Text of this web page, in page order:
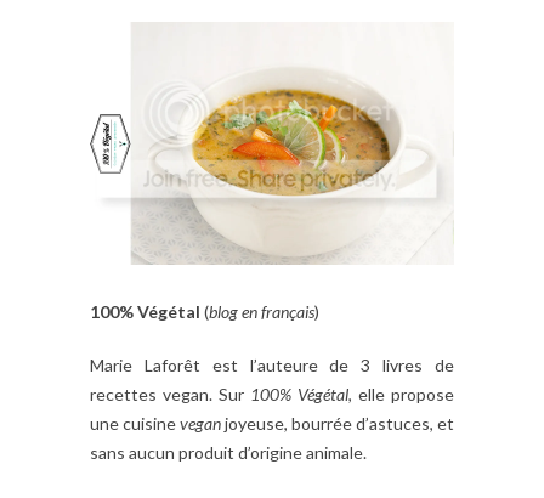
100% Végétal (blog en français)
Marie Laforêt est l’auteure de 3 livres de
recettes vegan. Sur 100% Végétal, elle propose
une cuisineveganjoyeuse, bourrée d’astuces, et
sans aucun produit d’origine animale.